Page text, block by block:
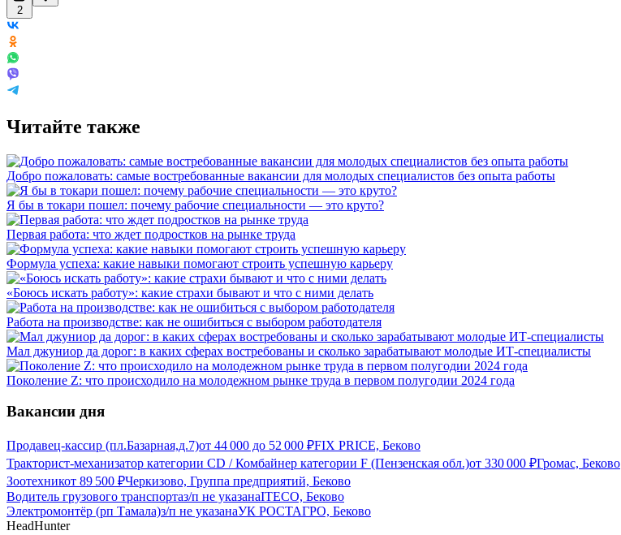
2
Читайте также
Добро пожаловать: самые востребованные вакансии для молодых специалистов без опыта работы
Я бы в токари пошел: почему рабочие специальности — это круто?
Первая работа: что ждет подростков на рынке труда
Формула успеха: какие навыки помогают строить успешную карьеру
«Боюсь искать работу»: какие страхи бывают и что с ними делать
Работа на производстве: как не ошибиться с выбором работодателя
Мал джуниор да дорог: в каких сферах востребованы и сколько зарабатывают молодые ИТ-специалисты
Поколение Z: что происходило на молодежном рынке труда в первом полугодии 2024 года
Вакансии дня
Продавец-кассир (пл.Базарная,д.7)от 44 000 до 52 000 ₽FIX PRICE, Беково
Тракторист-механизатор категории CD / Комбайнер категории F (Пензенская обл.)от 330 000 ₽Громас, Беково
Зоотехникот 89 500 ₽Черкизово, Группа предприятий, Беково
Водитель грузового транспортаз/п не указанаITECO, Беково
Электромонтёр (рп Тамала)з/п не указанаУК РОСТАГРО, Беково
HeadHunter